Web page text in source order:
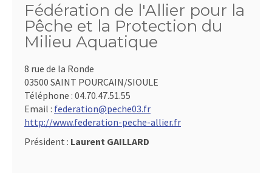
Fédération de l'Allier pour la
Pêche et la Protection du
Milieu Aquatique
8 rue de la Ronde
03500 SAINT POURCAIN/SIOULE
Téléphone : 04.70.47.51.55
Email : federation@peche03.fr
http://www.federation-peche-allier.fr
Président : Laurent GAILLARD